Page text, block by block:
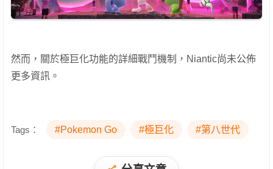
然而，關於極巨化功能的詳細戰鬥機制，Niantic尚未公佈
更多資訊。
Tags： #Pokemon Go #極巨化 #第八世代